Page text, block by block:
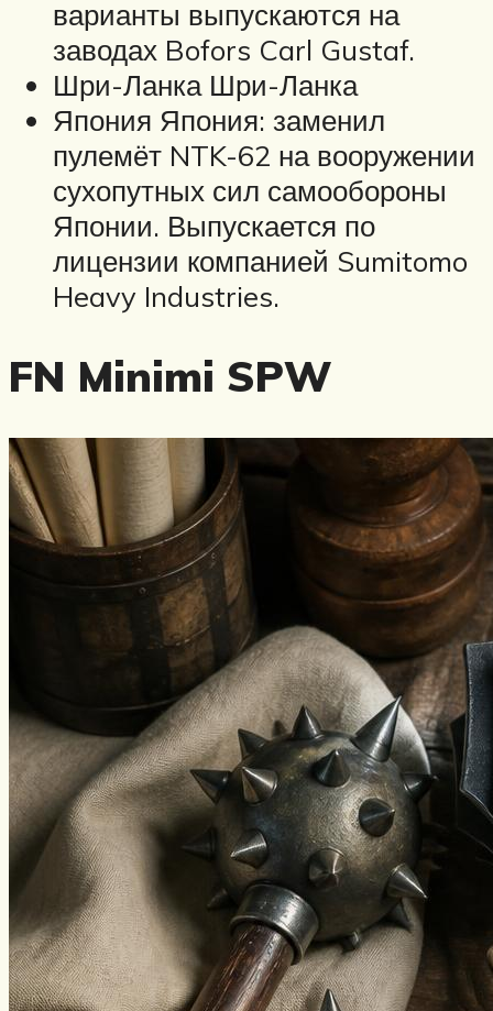
варианты выпускаются на
заводах Bofors Carl Gustaf.
Шри-Ланка Шри-Ланка
Япония Япония: заменил
пулемёт NTK-62 на вооружении
сухопутных сил самообороны
Японии. Выпускается по
лицензии компанией Sumitomo
Heavy Industries.
FN Minimi SPW